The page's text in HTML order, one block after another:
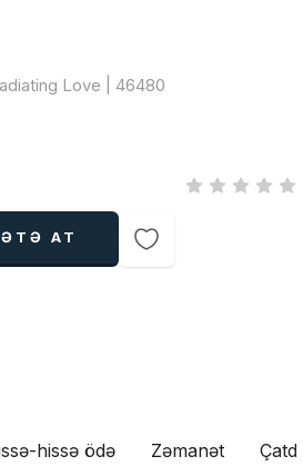
Love | 46480
AT
hissə ödə Zəmanət